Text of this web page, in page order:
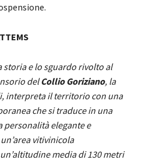
storia e lo sguardo rivolto al
delCollio Goriziano, la
interpreta il territorio con una
che si traduce in una
personalità elegante e
vitivinicola
media di 130 metri